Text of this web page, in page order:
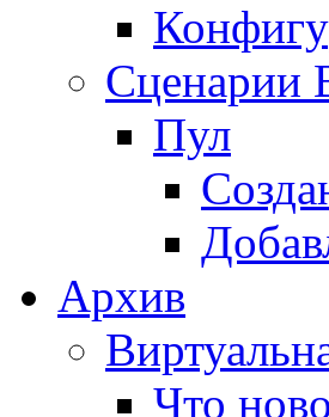
Сценарии
Пул
Архив
Что